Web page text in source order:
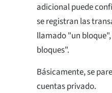
adicional puede
se registran las
llamado "un
bloques".
Básicamente, se
cuentas privado.